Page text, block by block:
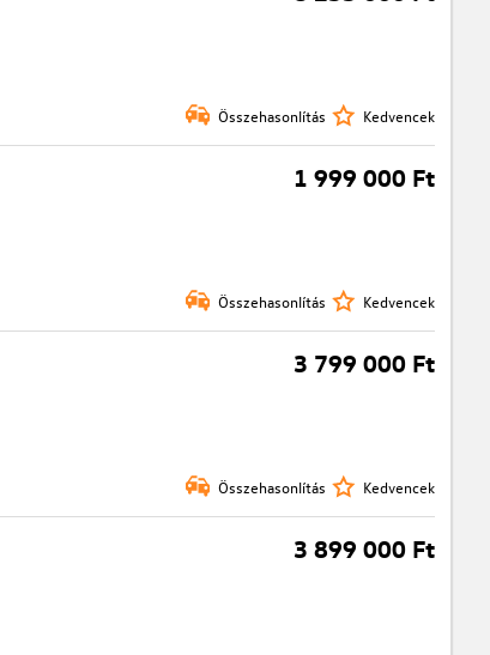
Összehasonlítás Kedvencek
1 999 000 Ft
Összehasonlítás Kedvencek
3 799 000 Ft
Összehasonlítás Kedvencek
3 899 000 Ft